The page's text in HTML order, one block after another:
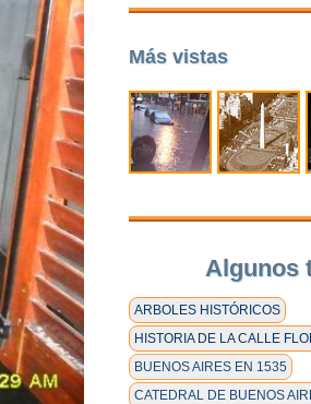
Más vistas
Algunos
ARBOLES HISTÓRICOS
HISTORIA DE LA CALLE
BUENOS AIRES EN 1535
CATEDRAL DE BUENOS